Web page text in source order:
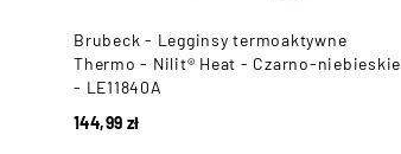
Brubeck - Legginsy termoaktywne
Thermo - Nilit® Heat - Czarno-niebieskie
- LE11840A
144,99 zł